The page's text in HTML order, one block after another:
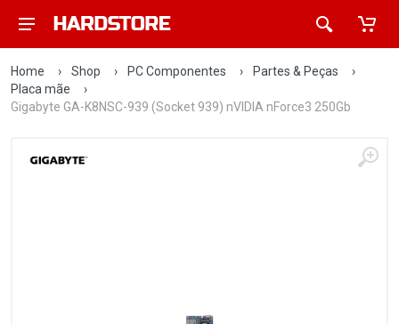
Home › Shop › PC Componentes › Partes & Peças
›
Placa mãe
›
Gigabyte GA-K8NSC-939 (Socket 939) nVIDIA nForce3 250Gb